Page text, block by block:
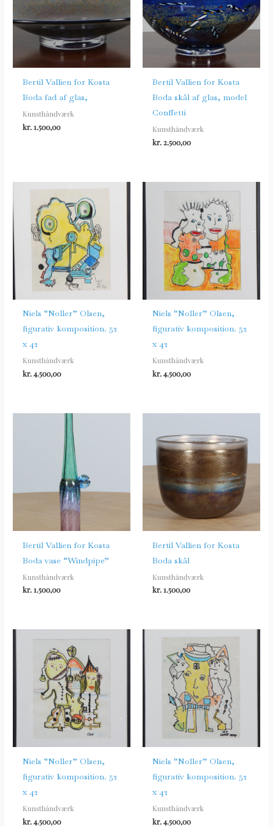
Bertil Vallien for Kosta
Boda fad af glas,
Kunsthåndværk
kr.1.500,00
Bertil Vallien for Kosta
Boda skål af glas, model
Conffetti
Kunsthåndværk
kr.2.500,00
Niels “Noller” Olsen,
figurativ komposition. 52
x 42
Kunsthåndværk
kr.4.500,00
Niels “Noller” Olsen,
figurativ komposition. 52
x 42
Kunsthåndværk
kr.4.500,00
Bertil Vallien for Kosta
Boda vase “Windpipe”
Kunsthåndværk
kr.1.500,00
Bertil Vallien for Kosta
Boda skål
Kunsthåndværk
kr.1.500,00
Niels “Noller” Olsen,
figurativ komposition. 52
x 42
Kunsthåndværk
kr.4.500,00
Niels “Noller” Olsen,
figurativ komposition. 52
x 42
Kunsthåndværk
kr.4.500,00